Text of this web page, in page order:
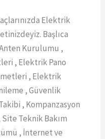
Elektrik
Başlıca
Kurulumu ,
, Elektrik Pano
, Elektrik
, Güvenlik
, Kompanzasyon
Teknik Bakım
, İnternet ve